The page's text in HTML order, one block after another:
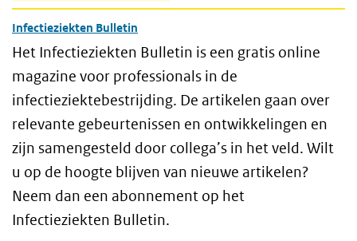
Infectieziekten Bulletin
Het Infectieziekten Bulletin is een gratis online
magazine voor professionals in de
infectieziektebestrijding. De artikelen gaan over
relevante gebeurtenissen en ontwikkelingen en
zijn samengesteld door collega’s in het veld. Wilt
u op de hoogte blijven van nieuwe artikelen?
Neem dan een abonnement op het
Infectieziekten Bulletin.